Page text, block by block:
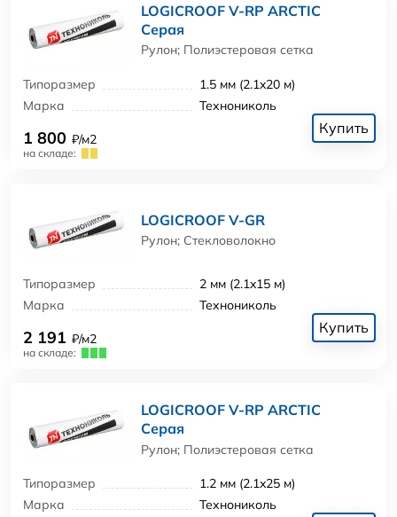
LOGICROOF V-RP ARCTIC
Серая
Рулон; Полиэстеровая сетка
Типоразмер
1.5 мм (2.1x20 м)
Марка
Технониколь
1 800 ₽/м2
на складе:
Купить
LOGICROOF V-GR
Рулон; Стекловолокно
Типоразмер
2 мм (2.1x15 м)
Марка
Технониколь
2 191 ₽/м2
на складе:
Купить
LOGICROOF V-RP ARCTIC
Серая
Рулон; Полиэстеровая сетка
Типоразмер
1.2 мм (2.1x25 м)
Марка
Технониколь